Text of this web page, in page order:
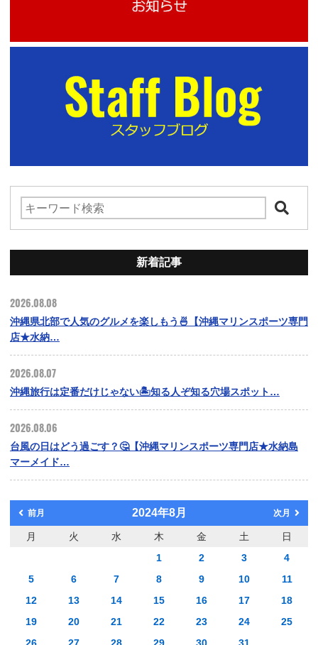
新着記事
2026.08.08
沖縄県北部で人気のグルメを楽しもう🍜【沖縄マリンスポーツ専門
店★水納…
2026.08.07
沖縄旅行は定番だけじゃない🏝️知る人ぞ知る穴場スポット…
2026.08.06
台風の日はどう過ごす？🤔【沖縄マリンスポーツ専門店★水納島
マーメイド…
前月 2024年8月 次月
月 火 水 木 金 土
日
1
2 3
4
5
6 7 8 9 10
11
12
13 14 15 16 17
18
19
20 21 22 23 24
25
26
27 28 29 30 31